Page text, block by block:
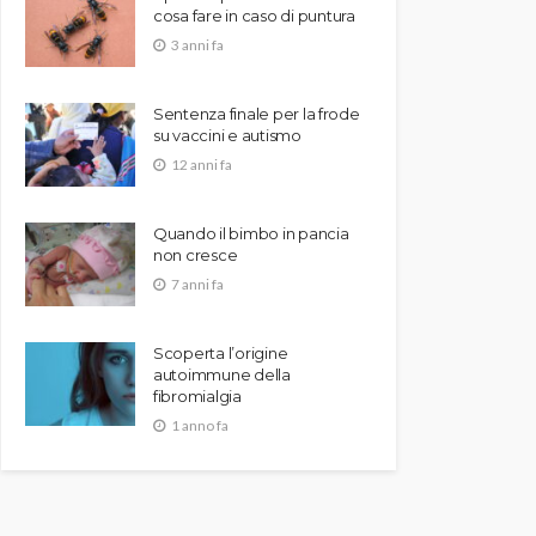
cosa fare in caso di puntura
3 anni fa
Sentenza finale per la frode
su vaccini e autismo
12 anni fa
Quando il bimbo in pancia
non cresce
7 anni fa
Scoperta l’origine
autoimmune della
fibromialgia
1 anno fa